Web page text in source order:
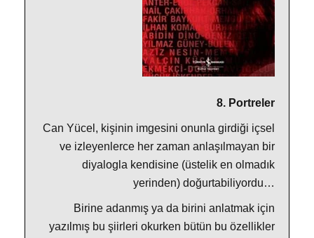
8. Portreler
Can Yücel, kişinin imgesini onunla girdiği içsel
ve izleyenlerce her zaman anlaşılmayan bir
diyalogla kendisine (üstelik en olmadık
yerinden) doğurtabiliyordu…
Birine adanmış ya da birini anlatmak için
yazılmış bu şiirleri okurken bütün bu özellikler